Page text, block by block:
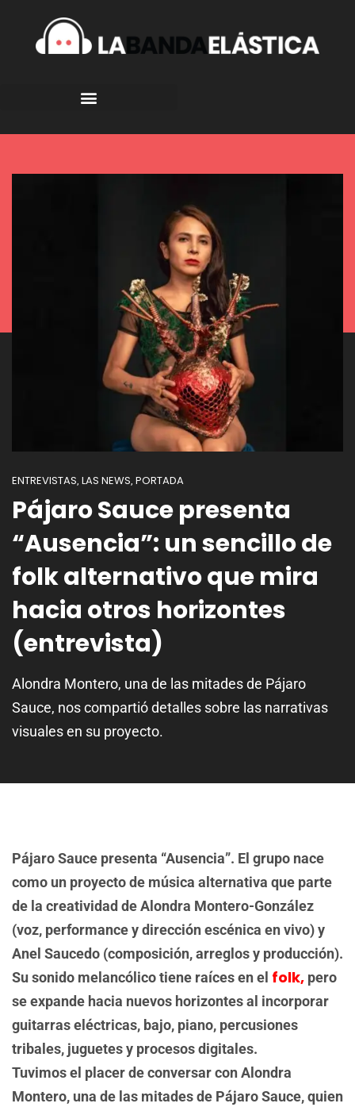
ENTREVISTAS, LAS NEWS, PORTADA
Pájaro Sauce presenta
“Ausencia”: un sencillo de
folk alternativo que mira
hacia otros horizontes
(entrevista)
Alondra Montero, una de las mitades de Pájaro
Sauce, nos compartió detalles sobre las narrativas
visuales en su proyecto.
Pájaro Sauce presenta “Ausencia”. El grupo nace
como un proyecto de música alternativa que parte
de la creatividad de Alondra Montero-González
(voz, performance y dirección escénica en vivo) y
Anel Saucedo (composición, arreglos y producción).
Su sonido melancólico tiene raíces en el folk, pero
se expande hacia nuevos horizontes al incorporar
guitarras eléctricas, bajo, piano, percusiones
tribales, juguetes y procesos digitales.
Tuvimos el placer de conversar con Alondra
Montero, una de las mitades de Pájaro Sauce, quien